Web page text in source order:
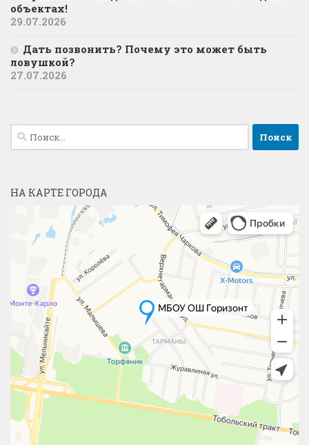
объектах!
29.07.2026
Дать позвонить? Почему это может быть
ловушкой?
27.07.2026
Найти:
НА КАРТЕ ГОРОДА